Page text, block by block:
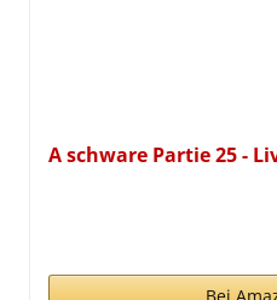
A schware Partie 25 -